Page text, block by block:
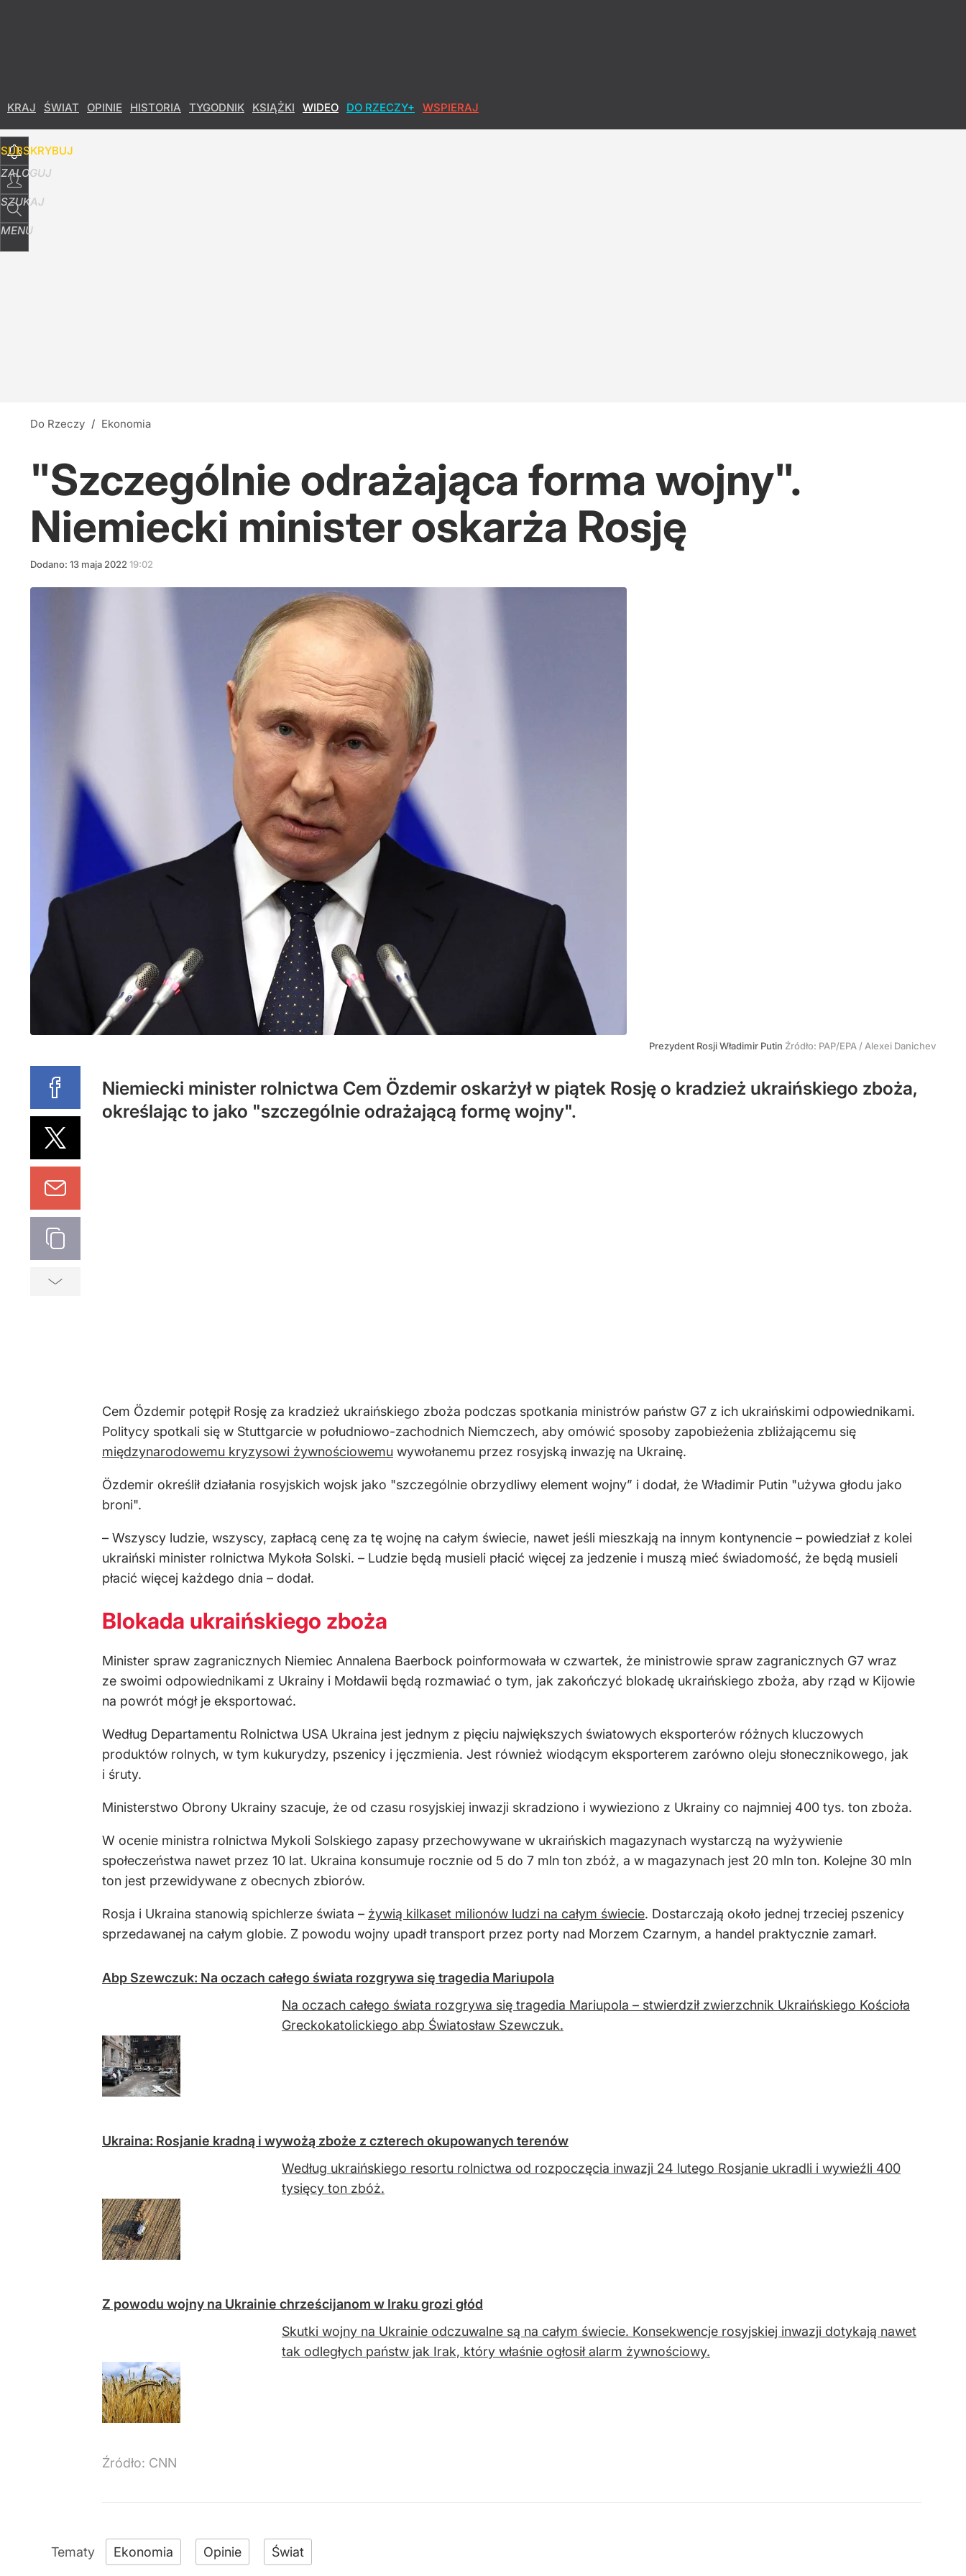
KRAJ ŚWIAT OPINIE HISTORIA TYGODNIK KSIĄŻKI WIDEO DO RZECZY+ WSPIERAJ
SUBSKRYBUJ
ZALOGUJ
SZUKAJ
MENU
Do Rzeczy / Ekonomia
"Szczególnie odrażająca forma wojny".
Niemiecki minister oskarża Rosję
Dodano: 13 maja 2022 19:02
Prezydent Rosji Władimir Putin Źródło: PAP/EPA / Alexei Danichev
Niemiecki minister rolnictwa Cem Özdemir oskarżył w piątek Rosję o kradzież ukraińskiego zboża,
określając to jako "szczególnie odrażającą formę wojny".
Cem Özdemir potępił Rosję za kradzież ukraińskiego zboża podczas spotkania ministrów państw G7 z ich ukraińskimi odpowiednikami.
Politycy spotkali się w Stuttgarcie w południowo-zachodnich Niemczech, aby omówić sposoby zapobieżenia zbliżającemu się
międzynarodowemu kryzysowi żywnościowemu wywołanemu przez rosyjską inwazję na Ukrainę.
Özdemir określił działania rosyjskich wojsk jako "szczególnie obrzydliwy element wojny” i dodał, że Władimir Putin "używa głodu jako
broni".
– Wszyscy ludzie, wszyscy, zapłacą cenę za tę wojnę na całym świecie, nawet jeśli mieszkają na innym kontynencie – powiedział z kolei
ukraiński minister rolnictwa Mykoła Solski. – Ludzie będą musieli płacić więcej za jedzenie i muszą mieć świadomość, że będą musieli
płacić więcej każdego dnia – dodał.
Blokada ukraińskiego zboża
Minister spraw zagranicznych Niemiec Annalena Baerbock poinformowała w czwartek, że ministrowie spraw zagranicznych G7 wraz
ze swoimi odpowiednikami z Ukrainy i Mołdawii będą rozmawiać o tym, jak zakończyć blokadę ukraińskiego zboża, aby rząd w Kijowie
na powrót mógł je eksportować.
Według Departamentu Rolnictwa USA Ukraina jest jednym z pięciu największych światowych eksporterów różnych kluczowych
produktów rolnych, w tym kukurydzy, pszenicy i jęczmienia. Jest również wiodącym eksporterem zarówno oleju słonecznikowego, jak
i śruty.
Ministerstwo Obrony Ukrainy szacuje, że od czasu rosyjskiej inwazji skradziono i wywieziono z Ukrainy co najmniej 400 tys. ton zboża.
W ocenie ministra rolnictwa Mykoli Solskiego zapasy przechowywane w ukraińskich magazynach wystarczą na wyżywienie
społeczeństwa nawet przez 10 lat. Ukraina konsumuje rocznie od 5 do 7 mln ton zbóż, a w magazynach jest 20 mln ton. Kolejne 30 mln
ton jest przewidywane z obecnych zbiorów.
Rosja i Ukraina stanowią spichlerze świata – żywią kilkaset milionów ludzi na całym świecie. Dostarczają około jednej trzeciej pszenicy
sprzedawanej na całym globie. Z powodu wojny upadł transport przez porty nad Morzem Czarnym, a handel praktycznie zamarł.
Abp Szewczuk: Na oczach całego świata rozgrywa się tragedia Mariupola
Na oczach całego świata rozgrywa się tragedia Mariupola – stwierdził zwierzchnik Ukraińskiego Kościoła
Greckokatolickiego abp Światosław Szewczuk.
Ukraina: Rosjanie kradną i wywożą zboże z czterech okupowanych terenów
Według ukraińskiego resortu rolnictwa od rozpoczęcia inwazji 24 lutego Rosjanie ukradli i wywieźli 400
tysięcy ton zbóż.
Z powodu wojny na Ukrainie chrześcijanom w Iraku grozi głód
Skutki wojny na Ukrainie odczuwalne są na całym świecie. Konsekwencje rosyjskiej inwazji dotykają nawet
tak odległych państw jak Irak, który właśnie ogłosił alarm żywnościowy.
Źródło: CNN
Ekonomia Opinie Świat